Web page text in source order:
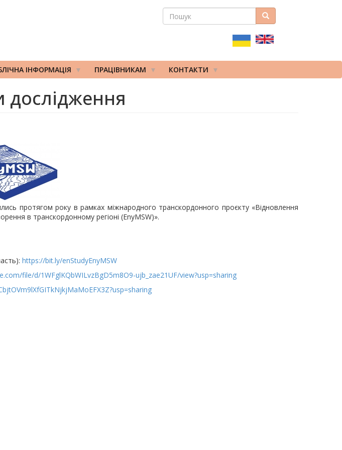
ПОШУКОВА
ПОШУК Пошук
ІНФОРМАЦІЯ ПРАЦІВНИКАМ КОНТАКТИ
дослідження
протягом року в рамках міжнародного транскордонного проєкту «Відновлення
в транскордонному регіоні (EnyMSW)».
https://bit.ly/enStudyEnyMSW
com/file/d/1WFglKQbWILvzBgD5m8O9-ujb_ zae21UF/view?usp=sharing
X3Z?usp=sharing